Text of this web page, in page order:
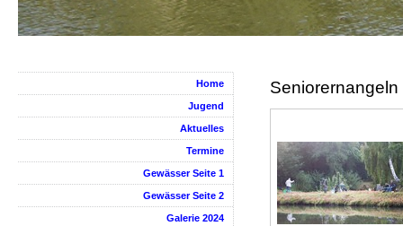
Seniorernangeln
Home
Jugend
Aktuelles
Termine
Gewässer Seite 1
Gewässer Seite 2
Galerie 2024